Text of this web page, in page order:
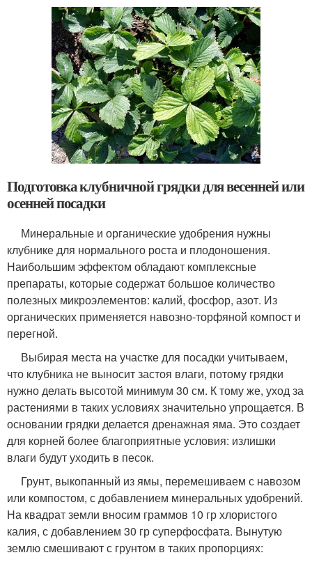
Подготовка клубничной грядки для весенней или
осенней посадки
Минеральные и органические удобрения нужны
клубнике для нормального роста и плодоношения.
Наибольшим эффектом обладают комплексные
препараты, которые содержат большое количество
полезных микроэлементов: калий, фосфор, азот. Из
органических применяется навозно-торфяной компост и
перегной.
Выбирая места на участке для посадки учитываем,
что клубника не выносит застоя влаги, потому грядки
нужно делать высотой минимум 30 см. К тому же, уход за
растениями в таких условиях значительно упрощается. В
основании грядки делается дренажная яма. Это создает
для корней более благоприятные условия: излишки
влаги будут уходить в песок.
Грунт, выкопанный из ямы, перемешиваем с навозом
или компостом, с добавлением минеральных удобрений.
На квадрат земли вносим граммов 10 гр хлористого
калия, с добавлением 30 гр суперфосфата. Вынутую
землю смешивают с грунтом в таких пропорциях: